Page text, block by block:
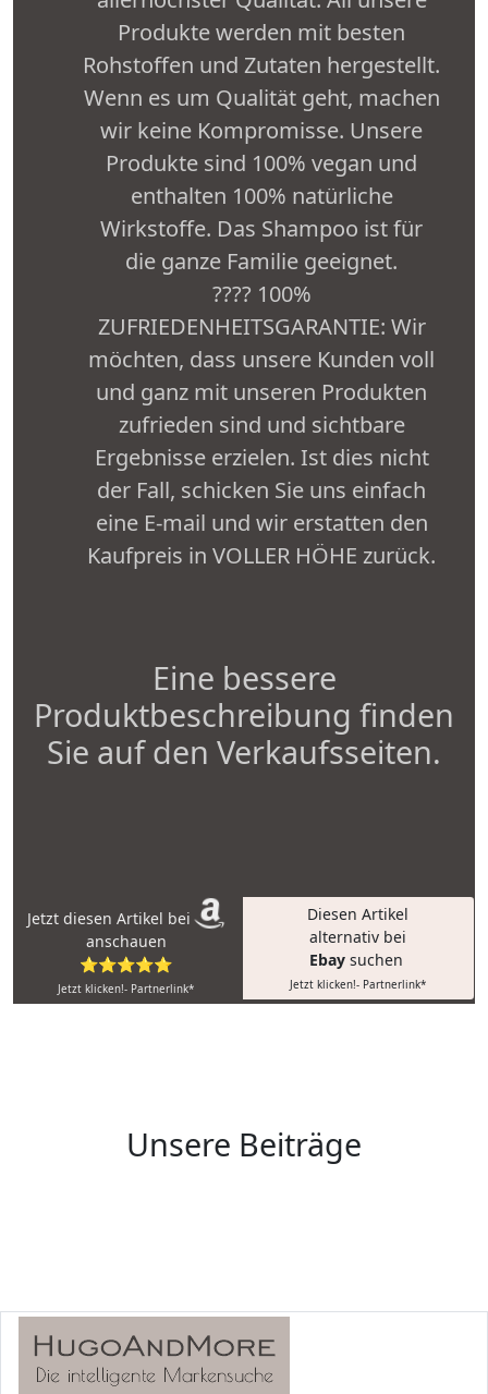
Produkte werden mit besten
Rohstoffen und Zutaten hergestellt.
Wenn es um Qualität geht, machen
wir keine Kompromisse. Unsere
Produkte sind 100% vegan und
enthalten 100% natürliche
Wirkstoffe. Das Shampoo ist für
die ganze Familie geeignet.
???? 100%
ZUFRIEDENHEITSGARANTIE: Wir
möchten, dass unsere Kunden voll
und ganz mit unseren Produkten
zufrieden sind und sichtbare
Ergebnisse erzielen. Ist dies nicht
der Fall, schicken Sie uns einfach
eine E-mail und wir erstatten den
Kaufpreis in VOLLER HÖHE zurück.
Eine bessere
Produktbeschreibung finden
Sie auf den Verkaufsseiten.
Jetzt diesen Artikel bei
anschauen
⭐⭐⭐⭐⭐
Jetzt klicken!- Partnerlink*
Diesen Artikel
alternativ bei
Ebay suchen
Jetzt klicken!- Partnerlink*
Unsere Beiträge